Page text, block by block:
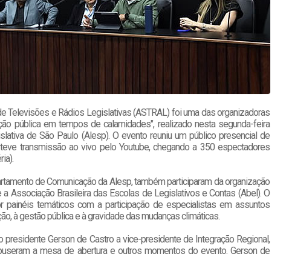
Televisões e Rádios Legislativas (ASTRAL) foi uma das organizadoras
pública em tempos de calamidades", realizado nesta segunda-feira
de São Paulo (Alesp). O evento reuniu um público presencial de
transmissão ao vivo pelo Youtube, chegando a 350 espectadores
de Comunicação da Alesp, também participaram da organização
Associação Brasileira das Escolas de Legislativos e Contas (Abel). O
painéis temáticos com a participação de especialistas em assuntos
à gestão pública e à gravidade das mudanças climáticas.
presidente Gerson de Castro a vice-presidente de Integração Regional,
a mesa de abertura e outros momentos do evento. Gerson de